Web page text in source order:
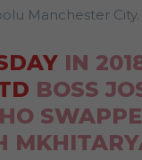
Manchester City.
IN
BOSS